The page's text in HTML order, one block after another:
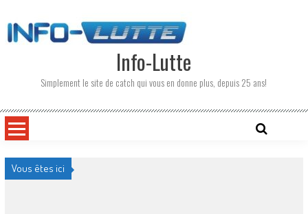
to
content
Info-Lutte
Simplement le site de catch qui vous en donne plus, depuis 25 ans!
Vous êtes ici